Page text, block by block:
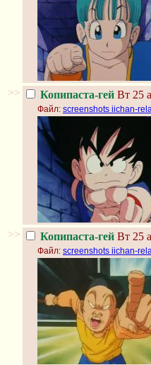
>> Копипаста-гей Вт 25
Файл: screenshots iichan-
>> Копипаста-гей Вт 25
Файл: screenshots iichan-